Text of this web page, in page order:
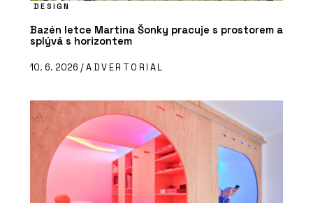
DESIGN
Bazén letce Martina Šonky pracuje s prostorem a
splývá s horizontem
10. 6. 2026 /ADVERTORIAL